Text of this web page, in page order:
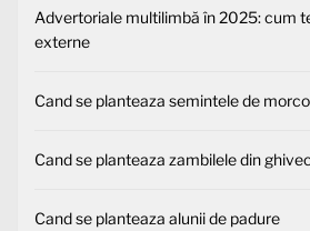
Advertoriale multilimbă în 2025: cum
externe
Cand se planteaza semintele de
Cand se planteaza zambilele din
Cand se planteaza alunii de padure